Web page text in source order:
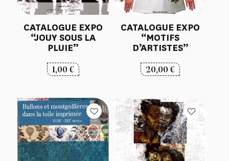
CATALOGUE EXPO
“JOUY SOUS LA
PLUIE”
1,00€
CATALOGUE EXPO
“MOTIFS
D’ARTISTES”
20,00€